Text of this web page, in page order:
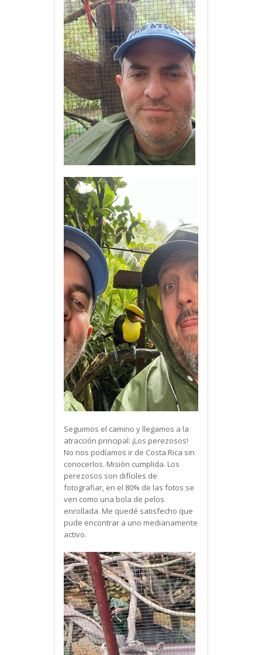
Seguimos el camino y llegamos a la
atracción principal: ¡Los perezosos!
No nos podíamos ir de Costa Rica sin
conocerlos. Misión cumplida. Los
perezosos son difíciles de
fotografiar, en el 80% de las fotos se
ven como una bola de pelos
enrollada. Me quedé satisfecho que
pude encontrar a uno medianamente
activo.